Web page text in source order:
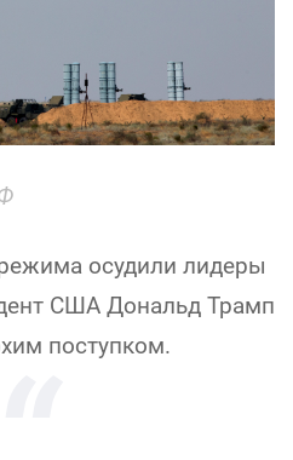
осудили лидеры
США Дональд Трамп
поступком.